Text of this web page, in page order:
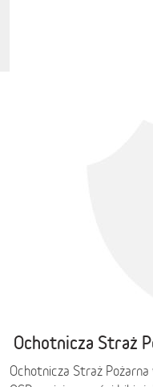
Ochotnicza Straż
Ochotnicza Straż